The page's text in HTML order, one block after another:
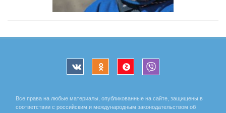
Все права на любые материалы, опубликованные на сайте, защищены в
соответствии с российским и международным законодательством об